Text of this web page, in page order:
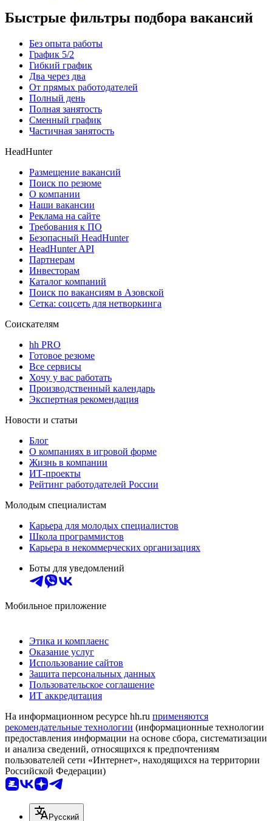
Быстрые фильтры подбора вакансий
Без опыта работы
График 5/2
Гибкий график
Два через два
От прямых работодателей
Полный день
Полная занятость
Сменный график
Частичная занятость
HeadHunter
Размещение вакансий
Поиск по резюме
О компании
Наши вакансии
Реклама на сайте
Требования к ПО
Безопасный HeadHunter
HeadHunter API
Партнерам
Инвесторам
Каталог компаний
Поиск по вакансиям в Азовской
Сетка: соцсеть для нетворкинга
Соискателям
hh PRO
Готовое резюме
Все сервисы
Хочу у вас работать
Производственный календарь
Экспертная рекомендация
Новости и статьи
Блог
О компаниях в игровой форме
Жизнь в компании
ИТ-проекты
Рейтинг работодателей России
Молодым специалистам
Карьера для молодых специалистов
Школа программистов
Карьера в некоммерческих организациях
Боты для уведомлений
Мобильное приложение
Этика и комплаенс
Оказание услуг
Использование сайтов
Защита персональных данных
Пользовательское соглашение
ИТ аккредитация
На информационном ресурсе hh.ru применяются
рекомендательные технологии (информационные технологии
предоставления информации на основе сбора, систематизации
и анализа сведений, относящихся к предпочтениям
пользователей сети «Интернет», находящихся на территории
Российской Федерации)
Русский